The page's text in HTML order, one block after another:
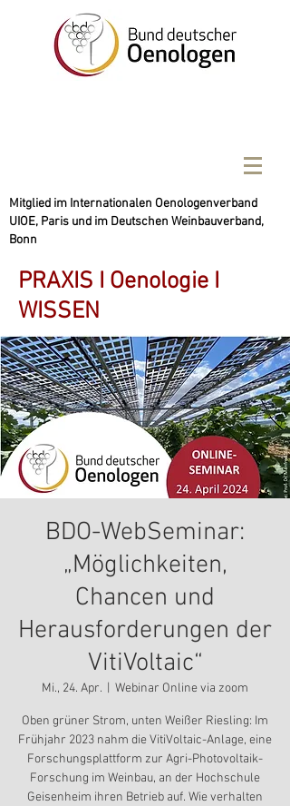
Mitglied im Internationalen Oenologenverband
UIOE, Paris und im Deutschen Weinbauverband,
Bonn
PRAXIS I Oenologie I
WISSEN
BDO-WebSeminar:
„Möglichkeiten,
Chancen und
Herausforderungen der
VitiVoltaic“
Mi., 24. Apr. Webinar Online via zoom
Oben grüner Strom, unten Weißer Riesling: Im
Frühjahr 2023 nahm die VitiVoltaic-Anlage, eine
Forschungsplattform zur Agri-Photovoltaik-
Forschung im Weinbau, an der Hochschule
Geisenheim ihren Betrieb auf. Wie verhalten